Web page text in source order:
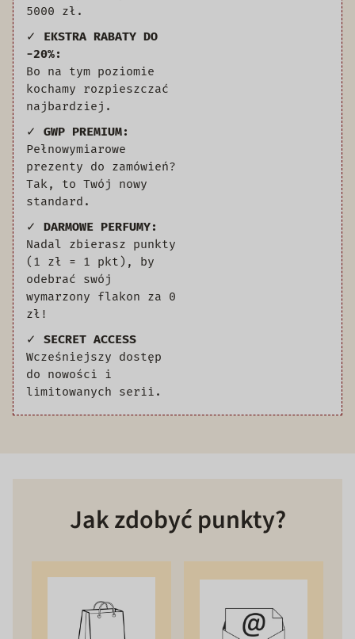
5000 zł.
✓ EKSTRA RABATY DO
-20%:
Bo na tym poziomie
kochamy rozpieszczać
najbardziej.
✓ GWP PREMIUM:
Pełnowymiarowe
prezenty do zamówień?
Tak, to Twój nowy
standard.
✓ DARMOWE PERFUMY:
Nadal zbierasz punkty
(1 zł = 1 pkt), by
odebrać swój
wymarzony flakon za 0
zł!
✓ SECRET ACCESS
Wcześniejszy dostęp
do nowości i
limitowanych serii.
Jak zdobyć punkty?